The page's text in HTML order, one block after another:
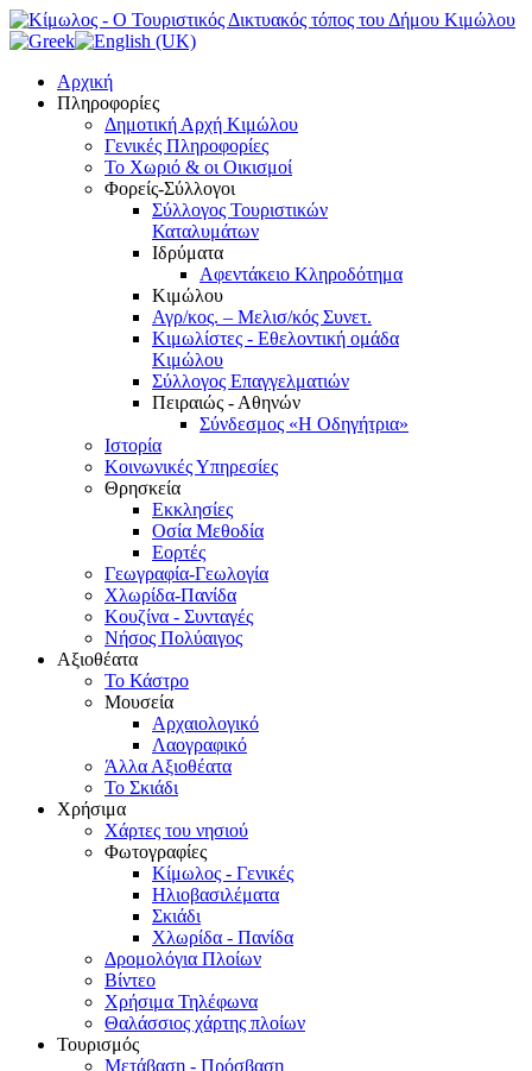
Αρχική
Πληροφορίες
Δημοτική Αρχή Κιμώλου
Γενικές Πληροφορίες
Το Xωριό & οι Οικισμοί
Φορείς-Σύλλογοι
Σύλλογος Τουριστικών
Καταλυμάτων
Ιδρύματα
Αφεντάκειο Κληροδότημα
Κιμώλου
Αγρ/κος. – Μελισ/κός Συνετ.
Κιμωλίστες - Εθελοντική ομάδα
Κιμώλου
Σύλλογος Επαγγελματιών
Πειραιώς - Αθηνών
Σύνδεσμος «Η Οδηγήτρια»
Ιστορία
Κοινωνικές Υπηρεσίες
Θρησκεία
Εκκλησίες
Οσία Μεθοδία
Εορτές
Γεωγραφία-Γεωλογία
Χλωρίδα-Πανίδα
Κουζίνα - Συνταγές
Νήσος Πολύαιγος
Αξιοθέατα
Το Κάστρο
Μουσεία
Αρχαιολογικό
Λαογραφικό
Άλλα Αξιοθέατα
Το Σκιάδι
Χρήσιμα
Χάρτες του νησιού
Φωτογραφίες
Κίμωλος - Γενικές
Ηλιοβασιλέματα
Σκιάδι
Χλωρίδα - Πανίδα
Δρομολόγια Πλοίων
Βίντεο
Χρήσιμα Τηλέφωνα
Θαλάσσιος χάρτης πλοίων
Τουρισμός
Μετάβαση - Πρόσβαση